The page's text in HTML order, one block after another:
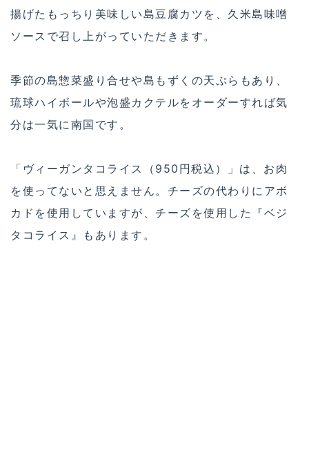
揚げたもっちり美味しい島豆腐カツを、久米島味噌
ソースで召し上がっていただきます。
季節の島惣菜盛り合せや島もずくの天ぷらもあり、
琉球ハイボールや泡盛カクテルをオーダーすれば気
分は一気に南国です。
「ヴィーガンタコライス（950円税込）」は、お肉
を使ってないと思えません。チーズの代わりにアボ
カドを使用していますが、チーズを使用した『ベジ
タコライス』もあります。